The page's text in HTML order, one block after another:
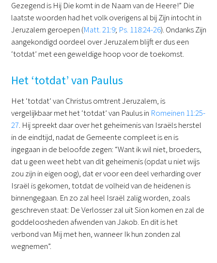
Gezegend is Hij Die komt in de Naam van de Heere!” Die
laatste woorden had het volk overigens al bij Zijn intocht in
Jeruzalem geroepen (Matt. 21:9; Ps. 118:24-26). Ondanks Zijn
aangekondigd oordeel over Jeruzalem blijft er dus een
‘totdat’ met een geweldige hoop voor de toekomst.
Het ‘totdat’ van Paulus
Het ‘totdat’ van Christus omtrent Jeruzalem, is
vergelijkbaar met het ‘totdat’ van Paulus in Romeinen 11:25-
27. Hij spreekt daar over het geheimenis van Israëls herstel
in de eindtijd, nadat de Gemeente compleet is en is
ingegaan in de beloofde zegen: “Want ik wil niet, broeders,
dat u geen weet hebt van dit geheimenis (opdat u niet wijs
zou zijn in eigen oog), dat er voor een deel verharding over
Israël is gekomen, totdat de volheid van de heidenen is
binnengegaan. En zo zal heel Israël zalig worden, zoals
geschreven staat: De Verlosser zal uit Sion komen en zal de
goddeloosheden afwenden van Jakob. En dit is het
verbond van Mij met hen, wanneer Ik hun zonden zal
wegnemen”.